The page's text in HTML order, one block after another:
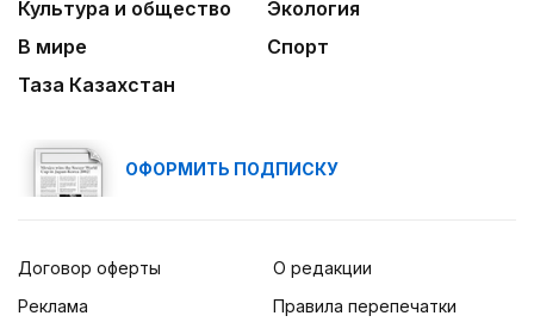
Культура и общество
Экология
В мире
Спорт
Таза Казахстан
ОФОРМИТЬ ПОДПИСКУ
Договор оферты
Реклама
О редакции
Правила перепечатки